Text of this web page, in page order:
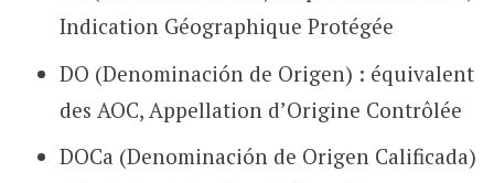
Indication Géographique Protégée
DO (Denominación de Origen) : équivalent
des AOC, Appellation d’Origine Contrôlée
DOCa (Denominación de Origen Calificada)